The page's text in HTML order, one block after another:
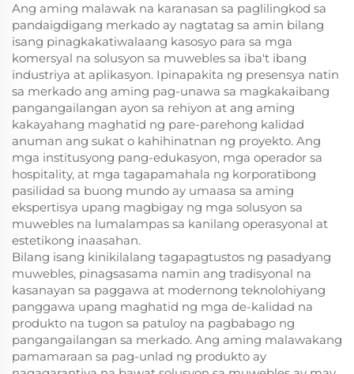
Ang aming malawak na karanasan sa paglilingkod sa
pandaigdigang merkado ay nagtatag sa amin bilang
isang pinagkakatiwalaang kasosyo para sa mga
komersyal na solusyon sa muwebles sa iba't ibang
industriya at aplikasyon. Ipinapakita ng presensya natin
sa merkado ang aming pag-unawa sa magkakaibang
pangangailangan ayon sa rehiyon at ang aming
kakayahang maghatid ng pare-parehong kalidad
anuman ang sukat o kahihinatnan ng proyekto. Ang
mga institusyong pang-edukasyon, mga operador sa
hospitality, at mga tagapamahala ng korporatibong
pasilidad sa buong mundo ay umaasa sa aming
ekspertisya upang magbigay ng mga solusyon sa
muwebles na lumalampas sa kanilang operasyonal at
estetikong inaasahan.
Bilang isang kinikilalang tagapagtustos ng pasadyang
muwebles, pinagsasama namin ang tradisyonal na
kasanayan sa paggawa at modernong teknolohiyang
panggawa upang maghatid ng mga de-kalidad na
produkto na tugon sa patuloy na pagbabago ng
pangangailangan sa merkado. Ang aming malawakang
pamamaraan sa pag-unlad ng produkto ay